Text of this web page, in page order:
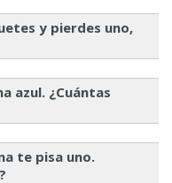
y pierdes uno,
azul. ¿Cuántas
te pisa uno.